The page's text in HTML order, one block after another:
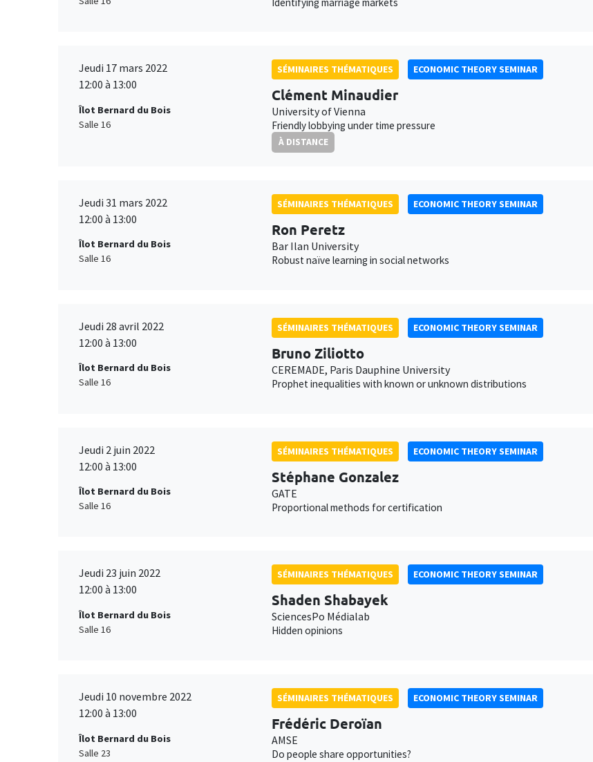
Jeudi 17 mars 2022
12:00 à 13:00
Îlot Bernard du Bois
Salle 16
SÉMINAIRES THÉMATIQUES ECONOMIC THEORY SEMINAR
Clément Minaudier
University of Vienna
Friendly lobbying under time pressure
À DISTANCE
Jeudi 31 mars 2022
12:00 à 13:00
Îlot Bernard du Bois
Salle 16
SÉMINAIRES THÉMATIQUES ECONOMIC THEORY SEMINAR
Ron Peretz
Bar Ilan University
Robust naïve learning in social networks
Jeudi 28 avril 2022
12:00 à 13:00
Îlot Bernard du Bois
Salle 16
SÉMINAIRES THÉMATIQUES ECONOMIC THEORY SEMINAR
Bruno Ziliotto
CEREMADE, Paris Dauphine University
Prophet inequalities with known or unknown distributions
Jeudi 2 juin 2022
12:00 à 13:00
Îlot Bernard du Bois
Salle 16
SÉMINAIRES THÉMATIQUES ECONOMIC THEORY SEMINAR
Stéphane Gonzalez
GATE
Proportional methods for certification
Jeudi 23 juin 2022
12:00 à 13:00
Îlot Bernard du Bois
Salle 16
SÉMINAIRES THÉMATIQUES ECONOMIC THEORY SEMINAR
Shaden Shabayek
SciencesPo Médialab
Hidden opinions
Jeudi 10 novembre 2022
12:00 à 13:00
Îlot Bernard du Bois
Salle 23
SÉMINAIRES THÉMATIQUES ECONOMIC THEORY SEMINAR
Frédéric Deroïan
AMSE
Do people share opportunities?